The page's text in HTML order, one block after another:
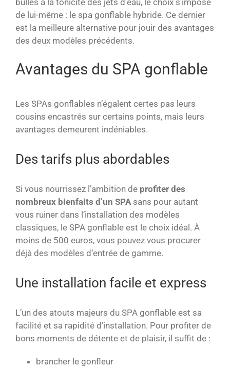
bulles à la tonicité des jets d’eau, le choix s’impose
de lui-même : le spa gonflable hybride. Ce dernier
est la meilleure alternative pour jouir des avantages
des deux modèles précédents.
Avantages du SPA gonflable
Les SPAs gonflables n’égalent certes pas leurs
cousins encastrés sur certains points, mais leurs
avantages demeurent indéniables.
Des tarifs plus abordables
Si vous nourrissez l’ambition de profiter des
nombreux bienfaits d’un SPAsans pour autant
vous ruiner dans l’installation des modèles
classiques, le SPA gonflable est le choix idéal. À
moins de 500 euros, vous pouvez vous procurer
déjà des modèles d’entrée de gamme.
Une installation facile et express
L’un des atouts majeurs du SPA gonflable est sa
facilité et sa rapidité d’installation. Pour profiter de
bons moments de détente et de plaisir, il suffit de :
brancher le gonfleur